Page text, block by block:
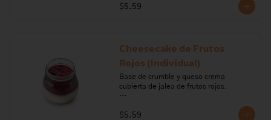
nueces, gelatina, chocolate, crema de
Alérgenos: Gluten, leche, lactosa,
$5.59
Cheesecake de Frutos
Rojos (Individual)
Base de crumble y queso crema
cubierta de jalea de frutos rojos.
Ingredientes: queso crema, harina de
trigo, crema de leche, mantequilla,
$5.59